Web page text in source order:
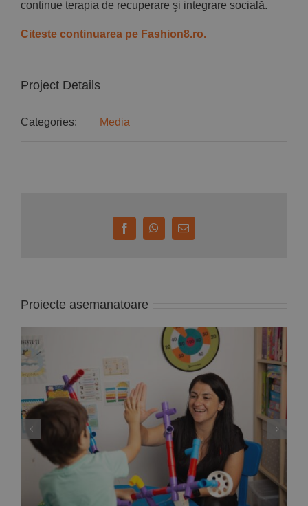
continue terapia de recuperare şi integrare socială.
Citeste continuarea pe Fashion8.ro.
Project Details
Categories: Media
FacebookWhatsApp
E-
mail:
Proiecte asemanatoare
Deputata PNL Mara Calista anunță un proiect
de lege care reglementează modul de
exercitare a profesiei de ”analist
comportamental”, adică specialistul care
gestionează terapiile problemelor copiilor cu
autism